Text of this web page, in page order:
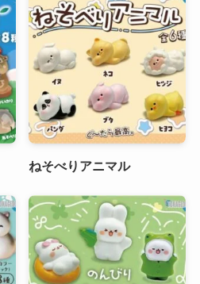
ねそべりアニマル